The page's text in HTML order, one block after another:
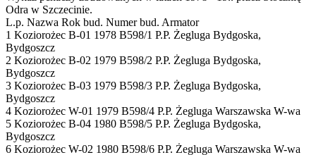
Odra w Szczecinie.
L.p. Nazwa Rok bud. Numer bud. Armator
1 Koziorożec B-01 1978 B598/1 P.P. Żegluga Bydgoska,
Bydgoszcz
2 Koziorożec B-02 1979 B598/2 P.P. Żegluga Bydgoska,
Bydgoszcz
3 Koziorożec B-03 1979 B598/3 P.P. Żegluga Bydgoska,
Bydgoszcz
4 Koziorożec W-01 1979 B598/4 P.P. Żegluga Warszawska W-wa
5 Koziorożec B-04 1980 B598/5 P.P. Żegluga Bydgoska,
Bydgoszcz
6 Koziorożec W-02 1980 B598/6 P.P. Żegluga Warszawska W-wa